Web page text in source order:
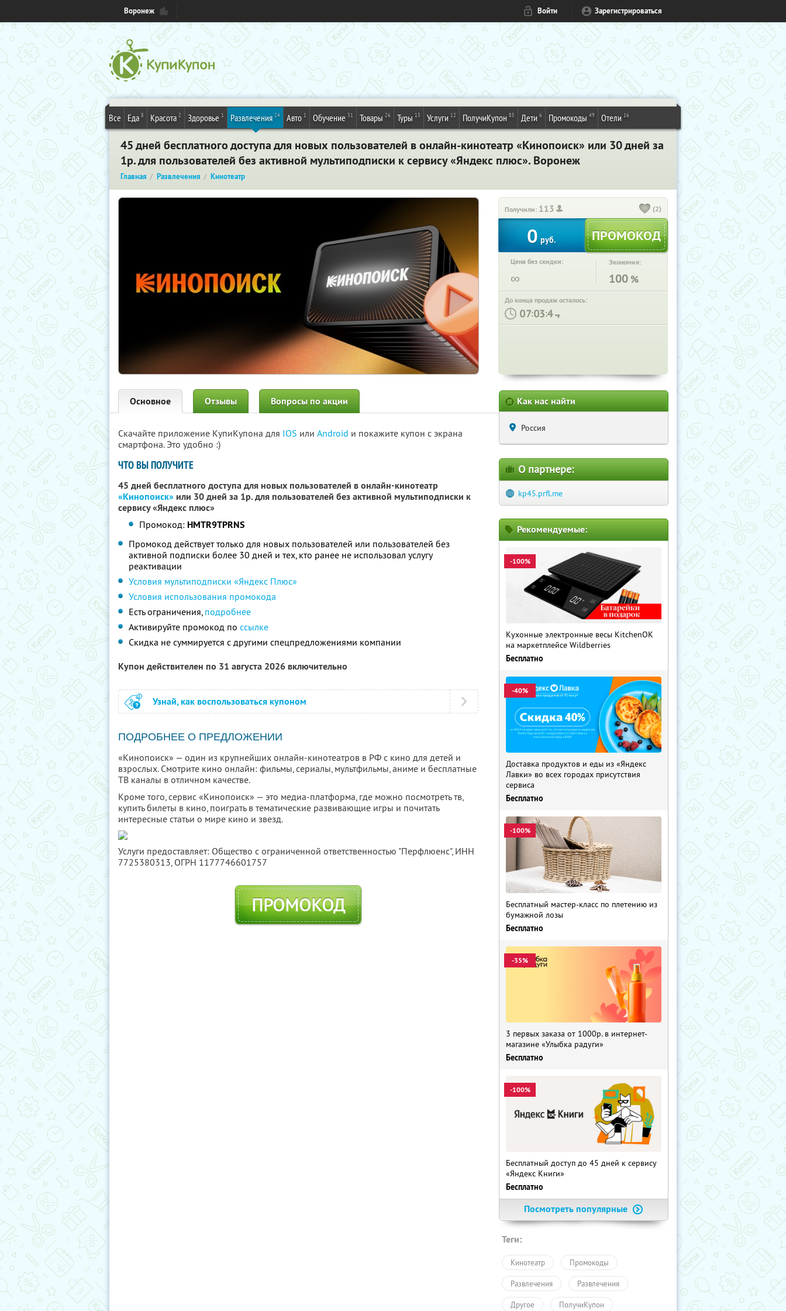
Воронеж Войти Зарегистрироваться
Все Еда 8 Красота 2 Здоровье 1 Развлечения 24 Авто 1 Обучение 31 Товары 26 Туры 13 Услуги 12 ПолучиКупон 85 Дети 6 Промокоды 49 Отели 16
45 дней бесплатного доступа для новых пользователей в онлайн-кинотеатр «Кинопоиск» или 30 дней за
1р. для пользователей без активной мультиподписки к сервису «Яндекс плюс». Воронеж
Главная Развлечения Кинотеатр
Получили: 113 (2)
0 руб.
Цена без скидки:
∞
Экономия:
100 %
До конца продаж осталось:
: :
Основное Отзывы Вопросы по акции
Скачайте приложение КупиКупона для IOS или Android и покажите купон с экрана
смартфона. Это удобно :)
ЧТО ВЫ ПОЛУЧИТЕ
45 дней бесплатного доступа для новых пользователей в онлайн-кинотеатр
«Кинопоиск» или 30 дней за 1р. для пользователей без активной мультиподписки к
сервису «Яндекс плюс»
Промокод: HMTR9TPRNS
Промокод действует только для новых пользователей или пользователей без
активной подписки более 30 дней и тех, кто ранее не использовал услугу
реактивации
Условия мультиподписки «Яндекс Плюс»
Условия использования промокода
Есть ограничения, подробнее
Активируйте промокод по ссылке
Скидка не суммируется с другими спецпредложениями компании
Купон действителен по 31 августа 2026 включительно
Узнай, как воспользоваться купоном
ПОДРОБНЕЕ О ПРЕДЛОЖЕНИИ
«Кинопоиск» — один из крупнейших онлайн-кинотеатров в РФ с кино для детей и
взрослых. Смотрите кино онлайн: фильмы, сериалы, мультфильмы, аниме и бесплатные
ТВ каналы в отличном качестве.
Кроме того, сервис «Кинопоиск» — это медиа-платформа, где можно посмотреть тв,
купить билеты в кино, поиграть в тематические развивающие игры и почитать
интересные статьи о мире кино и звезд.
Услуги предоставляет: Общество с ограниченной ответственностью "Перфлюенс", ИНН
7725380313, ОГРН 1177746601757
ПРОМОКОД
Как нас найти
Россия
О партнере:
kp45.prfl.me
Рекомендуемые:
-100%
Кухонные электронные весы KitchenOK
на маркетплейсе Wildberries
Бесплатно
-40%
Доставка продуктов и еды из «Яндекс
Лавки» во всех городах присутствия
сервиса
Бесплатно
-100%
Бесплатный мастер-класс по плетению из
бумажной лозы
Бесплатно
-35%
3 первых заказа от 1000р. в интернет-
магазине «Улыбка радуги»
Бесплатно
-100%
Бесплатный доступ до 45 дней к сервису
«Яндекс Книги»
Бесплатно
Посмотреть популярные
Теги:
Кинотеатр Промокоды
Развлечения Развлечения
Другое ПолучиКупон